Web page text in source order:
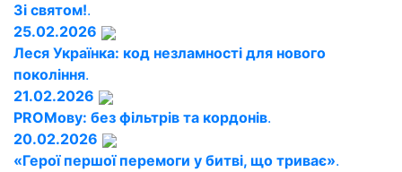
Зі святом!.
25.02.2026
Леся Українка: код незламності для нового
покоління.
21.02.2026
PROМову: без фільтрів та кордонів.
20.02.2026
«Герої першої перемоги у битві, що триває».